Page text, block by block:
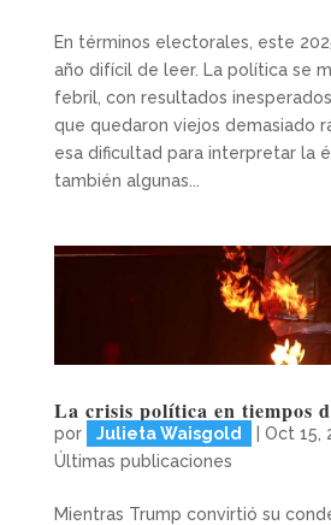
En términos electorales, este
año difícil de leer. La política se
febril, con resultados
que quedaron viejos demasiado
esa dificultad para interpretar la
también algunas...
La crisis política en tiempos
por Julieta Waisgold Oct 15,
Últimas publicaciones
Mientras Trump convirtió su